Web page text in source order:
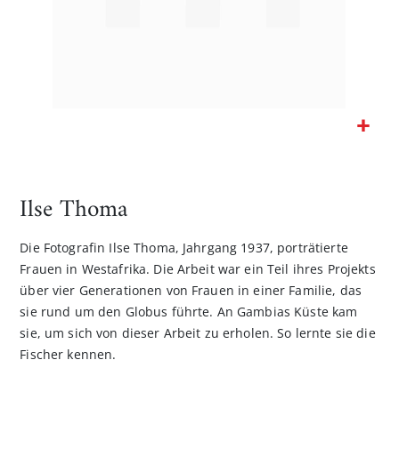
Bildgalerie
Ilse Thoma
Die Fotografin Ilse Thoma, Jahrgang 1937, porträtierte
Frauen in Westafrika. Die Arbeit war ein Teil ihres Projekts
über vier Generationen von Frauen in einer Familie, das
sie rund um den Globus führte. An Gambias Küste kam
sie, um sich von dieser Arbeit zu erholen. So lernte sie die
Fischer kennen.